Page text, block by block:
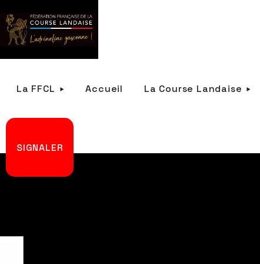
La FFCL Accueil La Course Landaise
SIGNALER